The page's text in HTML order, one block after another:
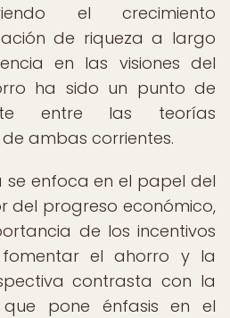
el crecimiento
de riqueza a largo
en las visiones del
ha sido un punto de
entre las teorías
ambas corrientes.
enfoca en el papel del
del progreso económico,
de los incentivos
el ahorro y la
contrasta con la
que pone énfasis en el